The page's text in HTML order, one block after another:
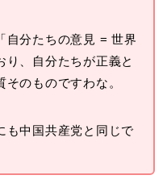
自分たちの意見 = 世界
り、自分たちが正義と
のものですわな。
も中国共産党と同じで